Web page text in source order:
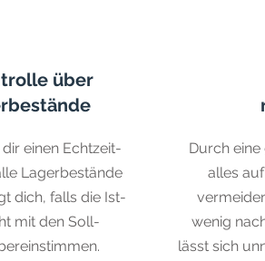
über
einen Echtzeit-
Lagerbestände
dich, falls die Ist-
mit den Soll-
Durch
alles
wenig
lässt sich